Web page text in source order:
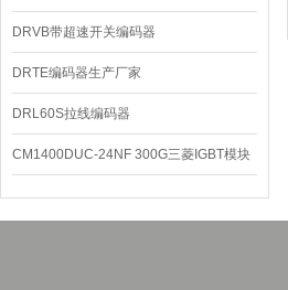
DRVB带超速开关编码器
DRTE编码器生产厂家
DRL60S拉线编码器
CM1400DUC-24NF 300G三菱IGBT模块